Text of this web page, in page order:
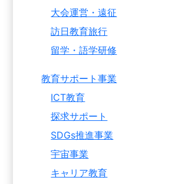
大会運営・遠征
訪日教育旅行
留学・語学研修
教育サポート事業
ICT教育
探求サポート
SDGs推進事業
宇宙事業
キャリア教育